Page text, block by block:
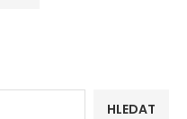
HLEDAT